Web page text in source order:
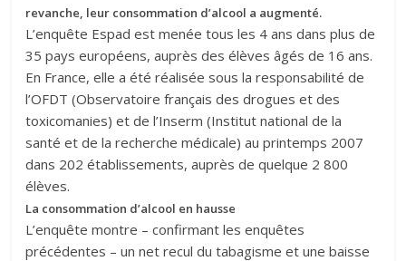
revanche, leur consommation d’alcool a augmenté.
L’enquête Espad est menée tous les 4 ans dans plus de
35 pays européens, auprès des élèves âgés de 16 ans.
En France, elle a été réalisée sous la responsabilité de
l’OFDT (Observatoire français des drogues et des
toxicomanies) et de l’Inserm (Institut national de la
santé et de la recherche médicale) au printemps 2007
dans 202 établissements, auprès de quelque 2 800
élèves.
La consommation d’alcool en hausse
L’enquête montre – confirmant les enquêtes
précédentes – un net recul du tabagisme et une baisse